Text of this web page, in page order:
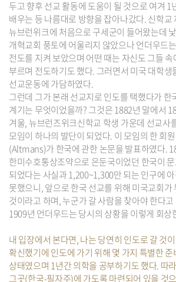
두고 향후 선교 활동에 도움이 될 것으로 여겨 1
배우는 등 나름대로 방향을 잡아나갔다. 신학교
뉴브런위크에 처음으로 구세군이 들어왔는데
개혁교회 풍토에 어울리지 않았으나 언더우드
전도를 지켜 보았으며 어떤 때는 자신도 그들
부르며 전도하기도 했다. 그러면서 미국 대학생
선교운동에 가담하였다.
그런데 그가 본래 선교지로 인도를 택했다가 한
계기는 무엇이었을까? 그것은 1882년 말에서
겨울, 뉴브런즈위크신학교 학생 가운데 선교사
모임이 하나의 발단이 되었다. 이 모임의 한 회
(Altmans)가 한국에 관한 논문을 발표하였다.
한미수호통상조약으로 은둔국이었던 한국이
되었다는 사실과 1,200~1,300만 되는 인구에
못했으니, 앞으로 한국 선교를 위해 미국교회가
것이라고 하며, 누군가 갈 사람을 찾아야 한다
1909년 언더우드는 당시의 상황을 이렇게 회상
내 입장에서 본다면, 나는 당연히 인도로 갈 것
확신했기에 인도에 가기 위해 몇 가지 특별한 준
상태였으며 1년간 의학을 공부하기도 했다. 따
그곳(한국-필자주)에 가도록 마련되어 있을 것